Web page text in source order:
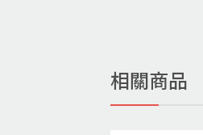
相關商品